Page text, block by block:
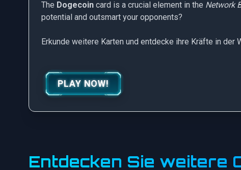
The Dogecoin card is a crucial element in the Network
potential and outsmart your opponents?
Erkunde weitere Karten und entdecke ihre Kräfte in der
PLAY NOW!
Entdecken Sie weitere